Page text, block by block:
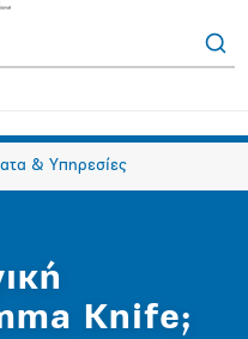
& Υπηρεσίες
Knife;